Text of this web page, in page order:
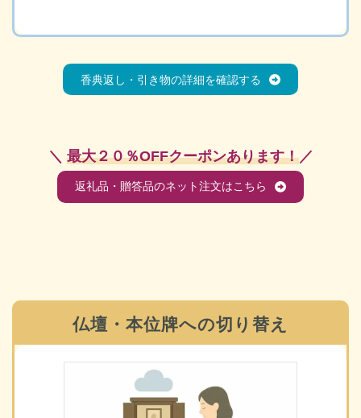
香典返し・引き物の詳細を確認する
＼ 最大２０％OFFクーポンあります！／
返礼品・贈答品のネット注文はこちら
仏壇・本位牌への切り替え